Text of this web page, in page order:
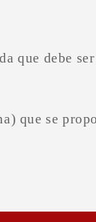
que debe
que se